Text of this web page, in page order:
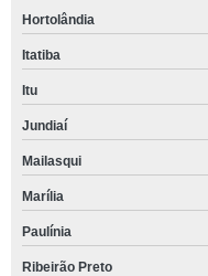
Hortolândia
Itatiba
Itu
Jundiaí
Mailasqui
Marília
Paulínia
Ribeirão Preto